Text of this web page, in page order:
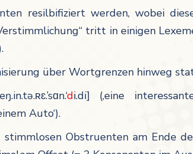
resilbifiziert werden, wobei
tritt in einigen
über Wortgrenzen hinweg
di.di] (‚eine
Auto‘).
Obstruenten am Ende